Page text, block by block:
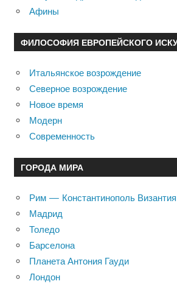
Афины
ФИЛОСОФИЯ ЕВРОПЕЙСКОГО
Итальянское возрождение
Северное возрождение
Новое время
Модерн
Современность
ГОРОДА МИРА
Рим — Константинополь
Мадрид
Толедо
Барселона
Планета Антония Гауди
Лондон